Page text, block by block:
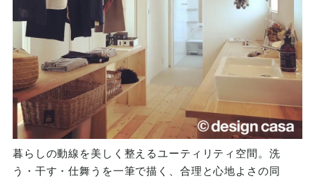
暮らしの動線を美しく整えるユーティリティ空間。洗
う・干す・仕舞うを一筆で描く、合理と心地よさの同